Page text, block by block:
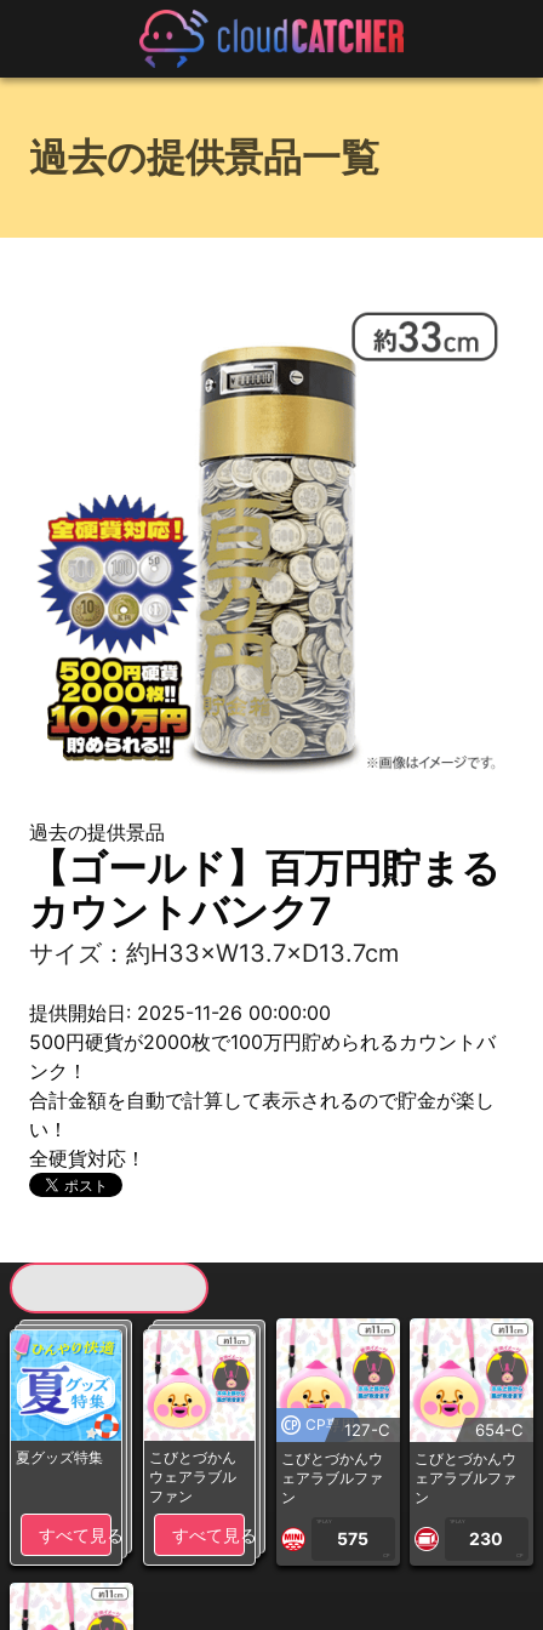
過去の提供景品一覧
過去の提供景品
【ゴールド】百万円貯まる
カウントバンク7
サイズ：約H33×W13.7×D13.7cm
提供開始日: 2025-11-26 00:00:00
500円硬貨が2000枚で100万円貯められるカウントバ
ンク！
合計金額を自動で計算して表示されるので貯金が楽し
い！
全硬貨対応！
夏グッズ特集
すべて見る
こびとづかん
ウェアラブル
ファン
すべて見る
CP専用127-C
こびとづかんウ
ェアラブルファ
ン
1PLAY
575
CP
654-C
こびとづかんウ
ェアラブルファ
ン
1PLAY
230
CP